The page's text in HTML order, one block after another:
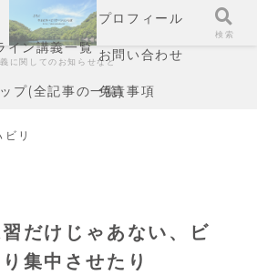
プロフィール
イン講義一覧
に関してのお知らせなどお問い合わせ
プ(全記事の一覧)免責事項
ビリ
だけじゃあない、ビ
集中させたり
検索